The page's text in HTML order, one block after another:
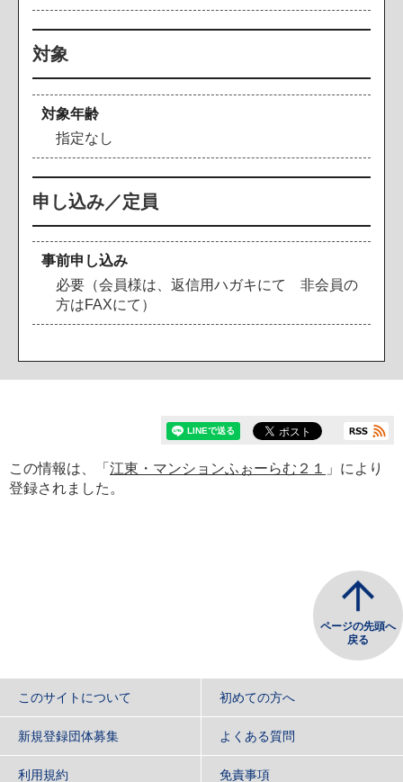
対象
対象年齢
指定なし
申し込み／定員
事前申し込み
必要（会員様は、返信用ハガキにて 非会員の
方はFAXにて）
この情報は、「 江東・マンションふぉーらむ２１
」により
登録されました。
ページの先頭へ
戻る
このサイトについて 初めての方へ
新規登録団体募集 よくある質問
利用規約 免責事項